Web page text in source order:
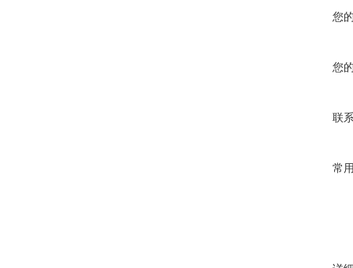
您
您
联
常